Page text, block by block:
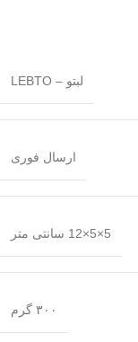
لبتو – LEBTO
ارسال فوری
5×5×12 سانتی متر
۳۰۰ گرم